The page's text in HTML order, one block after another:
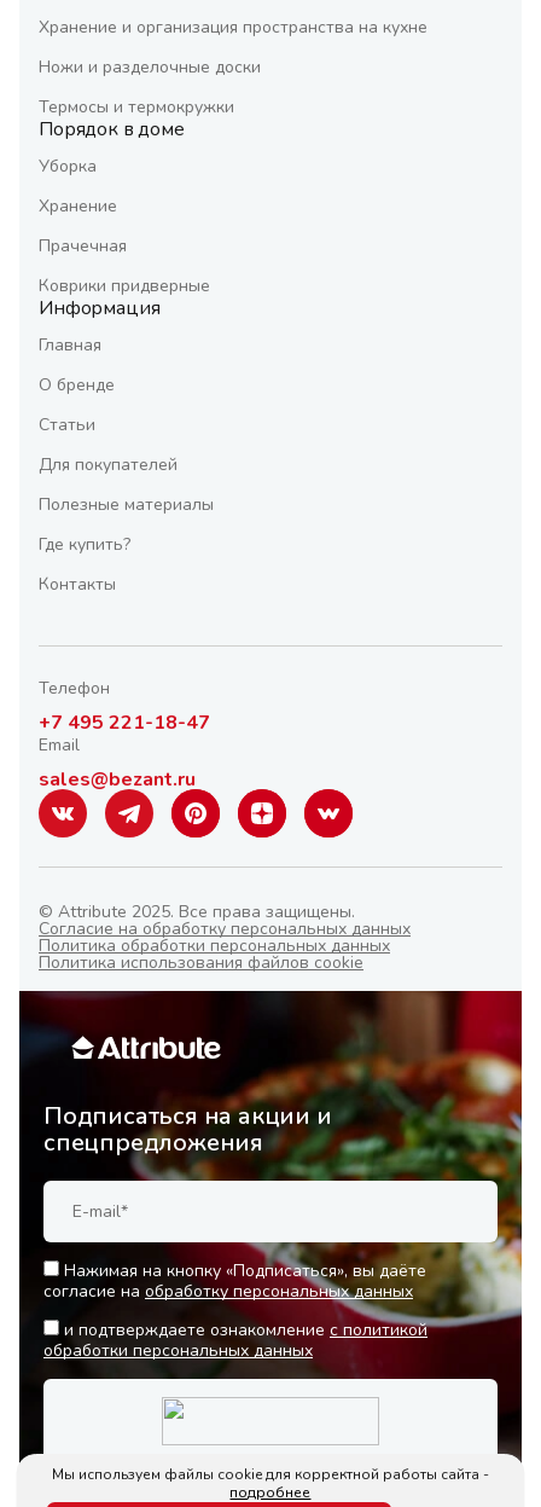
Хранение и организация пространства на кухне
Ножи и разделочные доски
Термосы и термокружки
Порядок в доме
Уборка
Хранение
Прачечная
Коврики придверные
Информация
Главная
О бренде
Статьи
Для покупателей
Полезные материалы
Где купить?
Контакты
Телефон
+7 495 221-18-47
Email
sales@bezant.ru
© Attribute 2025. Все права защищены.
Согласие на обработку персональных данных
Политика обработки персональных данных
Политика использования файлов cookie
Подписаться на акции и
спецпредложения
Нажимая на кнопку «Подписаться», вы даёте
согласие на обработку персональных данных
и подтверждаете ознакомление с политикой
обработки персональных данных
Мы используем файлы cookie для корректной работы сайта -
подробнее